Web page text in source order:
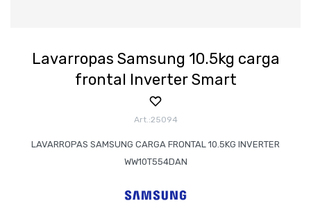
Lavarropas Samsung 10.5kg carga
frontal Inverter Smart
25094
LAVARROPAS SAMSUNG CARGA FRONTAL 10.5KG INVERTER
WW10T554DAN